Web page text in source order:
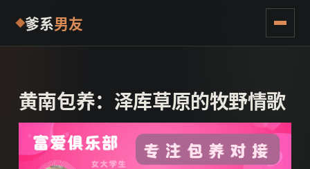
爹系男友
黄南包养：泽库草原的牧野情歌